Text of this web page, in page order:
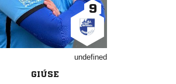
undefined
9
GIÚSE